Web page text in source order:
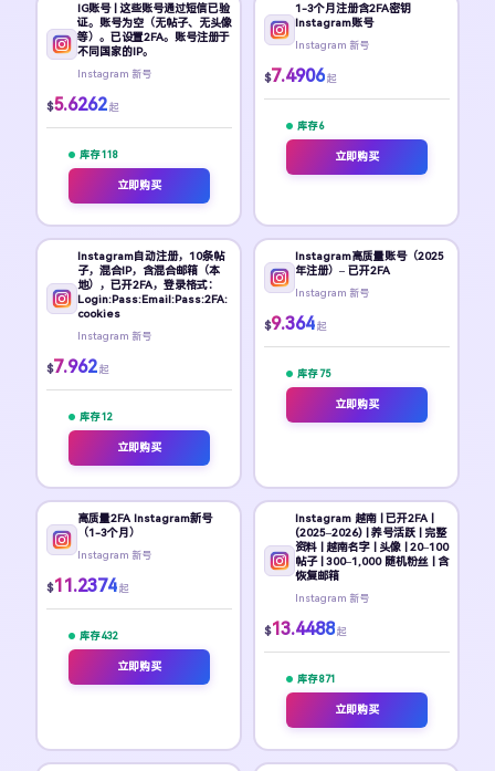
IG账号 | 这些账号通过短信已验
证。账号为空（无帖子、无头像
等）。已设置2FA。账号注册于
不同国家的IP。
Instagram 新号
$5.6262 起
库存 118
立即购买
1-3个月注册含2FA密钥
Instagram账号
Instagram 新号
$7.4906 起
库存 6
立即购买
Instagram自动注册，10条帖
子，混合IP，含混合邮箱（本
地），已开2FA，登录格式：
Login:Pass:Email:Pass:2FA:
cookies
Instagram 新号
$7.962 起
库存 12
立即购买
Instagram高质量账号（2025
年注册）– 已开2FA
Instagram 新号
$9.364 起
库存 75
立即购买
高质量2FA Instagram新号
（1-3个月）
Instagram 新号
$11.2374 起
库存 432
立即购买
Instagram 越南 | 已开2FA |
(2025–2026) | 养号活跃 | 完整
资料 | 越南名字 | 头像 | 20–100
帖子 | 300–1,000 随机粉丝 | 含
恢复邮箱
Instagram 新号
$13.4488 起
库存 871
立即购买